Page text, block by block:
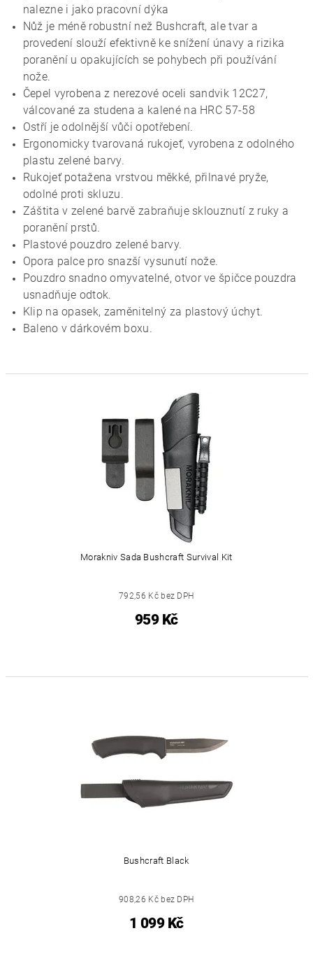
nalezne i jako pracovní dýka
Nůž je méně robustní než Bushcraft, ale tvar a
provedení slouží efektivně ke snížení únavy a rizika
poranění u opakujících se pohybech při používání
nože.
Čepel vyrobena z nerezové oceli sandvik 12C27,
válcované za studena a kalené na HRC 57-58
Ostří je odolnější vůči opotřebení.
Ergonomicky tvarovaná rukojeť, vyrobena z odolného
plastu zelené barvy.
Rukojeť potažena vrstvou měkké, přilnavé pryže,
odolné proti skluzu.
Záštita v zelené barvě zabraňuje sklouznutí z ruky a
poranění prstů.
Plastové pouzdro zelené barvy.
Opora palce pro snazší vysunutí nože.
Pouzdro snadno omyvatelné, otvor ve špičce pouzdra
usnadňuje odtok.
Klip na opasek, zaměnitelný za plastový úchyt.
Baleno v dárkovém boxu.
Morakniv Sada Bushcraft Survival Kit
792,56 Kč bez DPH
959 Kč
Bushcraft Black
908,26 Kč bez DPH
1 099 Kč